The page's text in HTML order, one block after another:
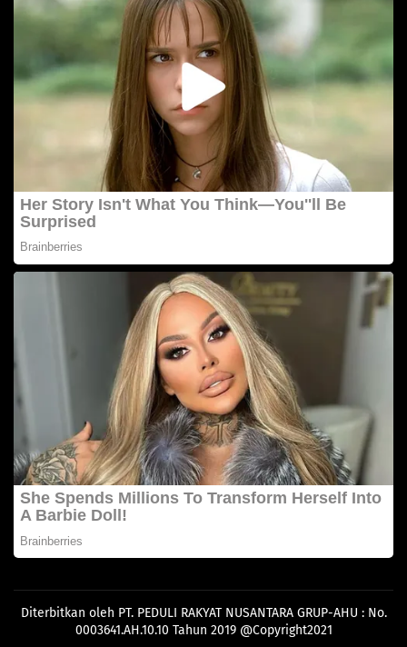
Diterbitkan oleh PT. PEDULI RAKYAT NUSANTARA GRUP-AHU : No.
0003641.AH.10.10 Tahun 2019 @Copyright2021